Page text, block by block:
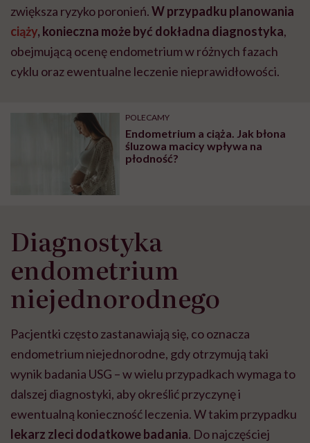
zwiększa ryzyko poronień.W przypadku planowania
ciąży, konieczna może być dokładna diagnostyka,
obejmującą ocenę endometrium w różnych fazach
cyklu oraz ewentualne leczenie nieprawidłowości.
POLECAMY
Endometrium a ciąża. Jak błona
śluzowa macicy wpływa na
płodność?
Diagnostyka
endometrium
niejednorodnego
Pacjentki często zastanawiają się, co oznacza
endometrium niejednorodne, gdy otrzymują taki
wynik badania USG – w wielu przypadkach wymaga to
dalszej diagnostyki, aby określić przyczynę i
ewentualną konieczność leczenia. W takim przypadku
lekarz zleci dodatkowe badania. Do najczęściej